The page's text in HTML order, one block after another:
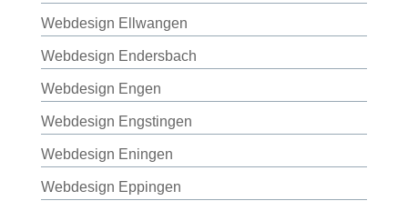
Webdesign Ellwangen
Webdesign Endersbach
Webdesign Engen
Webdesign Engstingen
Webdesign Eningen
Webdesign Eppingen